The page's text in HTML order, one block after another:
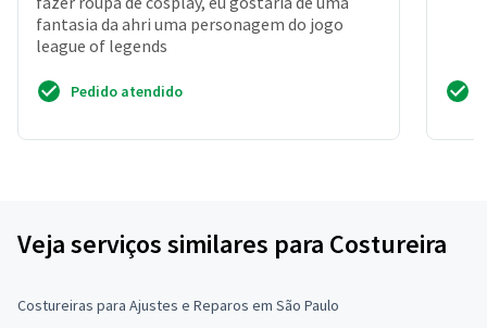
fantasia da ahri uma personagem do jogo
league of legends
Pedido atendido
Veja serviços similares para Costureira
Costureiras para Ajustes e Reparos em São Paulo